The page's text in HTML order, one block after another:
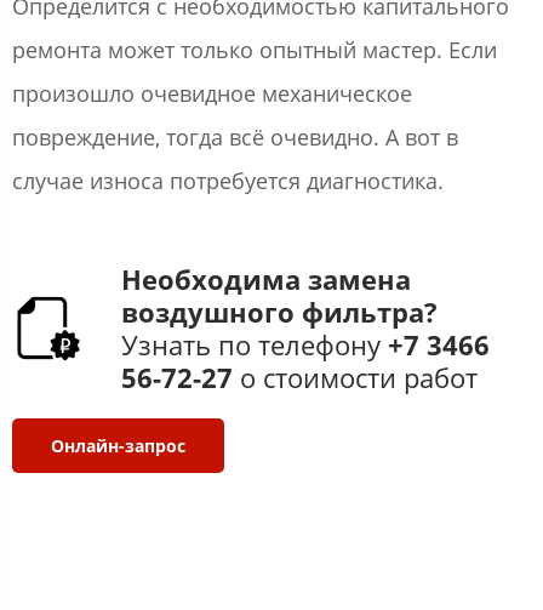
Определится с необходимостью капитального
ремонта может только опытный мастер. Если
произошло очевидное механическое
повреждение, тогда всё очевидно. А вот в
случае износа потребуется диагностика.
Необходима​ замена
воздушного фильтра?
Узнать по телефону +7 3466
56-72-27​ ​ о стоимости работ​
Онлайн-запрос